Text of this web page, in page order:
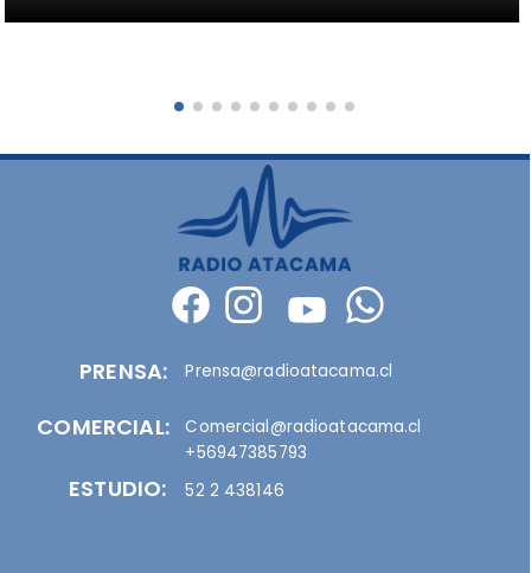
PRENSA:
COMERCIAL:
Prensa@radioatacama.cl
Comercial@radioatacama.cl
+56947385793
ESTUDIO: 52 2 438146